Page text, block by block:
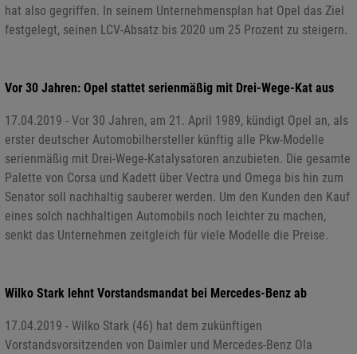
hat also gegriffen. In seinem Unternehmensplan hat Opel das Ziel
festgelegt, seinen LCV-Absatz bis 2020 um 25 Prozent zu steigern.
Vor 30 Jahren: Opel stattet serienmäßig mit Drei-Wege-Kat aus
17.04.2019 - Vor 30 Jahren, am 21. April 1989, kündigt Opel an, als
erster deutscher Automobilhersteller künftig alle Pkw-Modelle
serienmäßig mit Drei-Wege-Katalysatoren anzubieten. Die gesamte
Palette von Corsa und Kadett über Vectra und Omega bis hin zum
Senator soll nachhaltig sauberer werden. Um den Kunden den Kauf
eines solch nachhaltigen Automobils noch leichter zu machen,
senkt das Unternehmen zeitgleich für viele Modelle die Preise.
Wilko Stark lehnt Vorstandsmandat bei Mercedes-Benz ab
17.04.2019 - Wilko Stark (46) hat dem zukünftigen
Vorstandsvorsitzenden von Daimler und Mercedes-Benz Ola